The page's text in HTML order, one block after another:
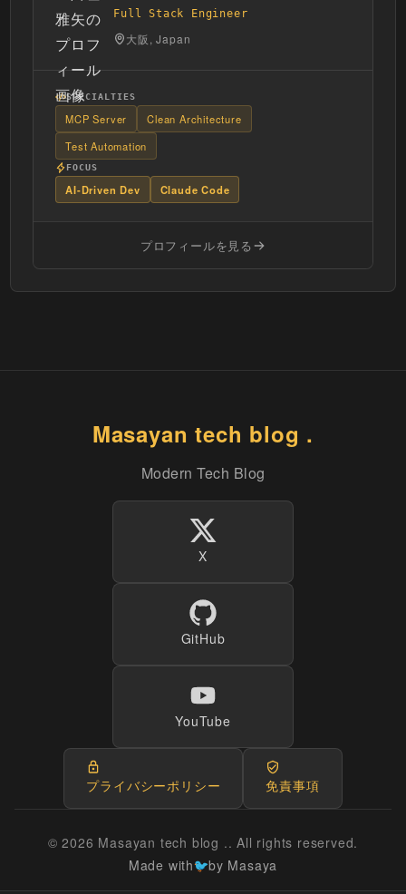
Full Stack Engineer
大阪, Japan
SPECIALTIES
MCP Server
Clean Architecture
Test Automation
FOCUS
AI-Driven Dev Claude Code
プロフィールを見る
Masayan tech blog .
Modern Tech Blog
X
GitHub
YouTube
プライバシーポリシー 免責事項
© 2026 Masayan tech blog .. All rights reserved.
Made with
by Masaya